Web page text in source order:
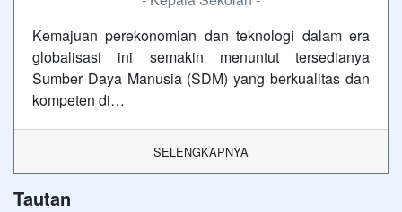
Kemajuan perekonomian dan teknologi dalam era
globalisasi ini semakin menuntut tersedianya
Sumber Daya Manusia (SDM) yang berkualitas dan
kompeten di…
SELENGKAPNYA
Tautan